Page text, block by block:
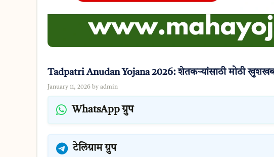
Tadpatri Anudan Yojana 2026: शेतकऱ्यांसाठी मोठी
January 11, 2026 by admin
WhatsApp ग्रुप
टेलिग्राम ग्रुप